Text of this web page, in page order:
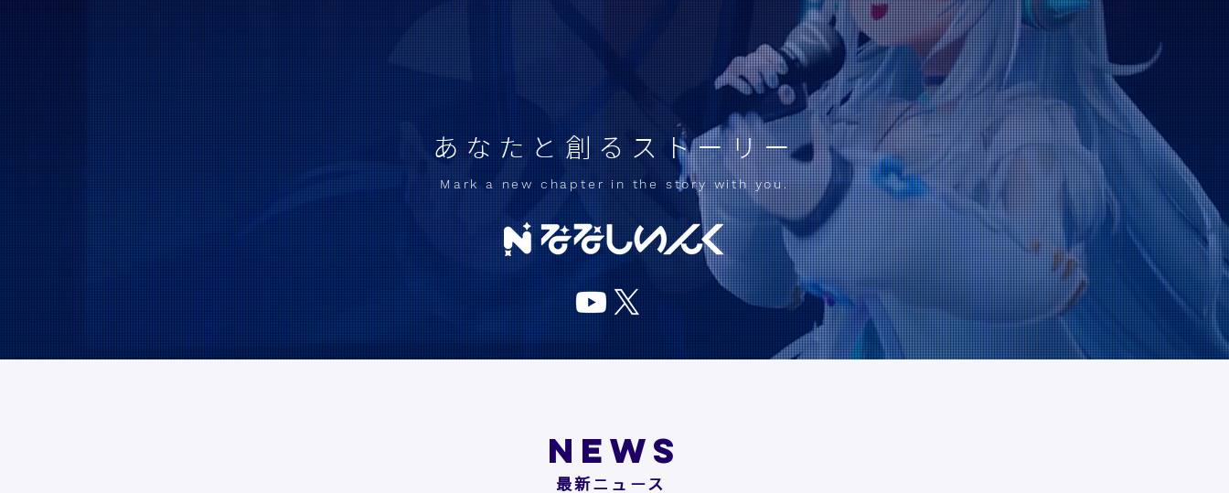
あなたと創るストーリー
Mark a new chapter in the story with you.
NEWS
最新ニュース